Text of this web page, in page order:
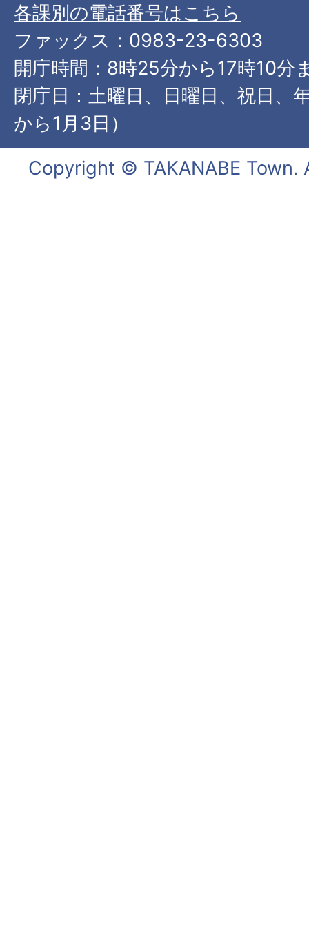
各課別の電話番号はこちら
ファックス：0983-23-6303
開庁時間：8時25分から17時10分
閉庁日：土曜日、日曜日、祝日、
から1月3日）
Copyright © TAKANABE Town.